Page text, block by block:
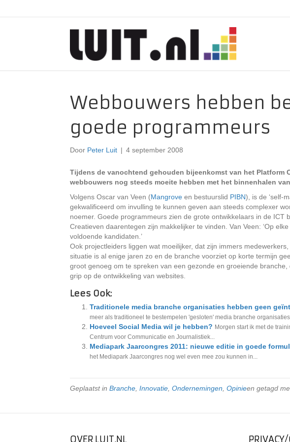
Webbouwers hebben
goede programmeurs
Door Peter Luit | 4 september 2008
Tijdens de vanochtend gehouden bijeenkomst van het Platform
webbouwers nog steeds moeite hebben met het binnenhalen
Volgens Oscar van Veen (Mangrove en bestuurslid PIBN), is de ‘self-
gekwalificeerd om invulling te kunnen geven aan steeds complexer
noemer. Goede programmeurs zien de grote ontwikkelaars in de ICT
Creatieven daarentegen zijn makkelijker te vinden. Van Veen: ‘Op
voldoende kandidaten.’
Ook projectleiders liggen wat moeilijker, dat zijn immers
situatie is al enige jaren zo en de branche voorziet op korte termijn
groot genoeg om te spreken van een gezonde en groeiende
grip op de ontwikkeling van websites.
Lees Ook:
Traditionele media branche organisaties hebben geen
meer als traditioneel te bestempelen 'gesloten' media branche
Hoeveel Social Media wil je hebben? Morgen start ik met de
Centrum voor Communicatie en Journalistiek...
Mediapark Jaarcongres 2011: nieuwe editie in goede
het Mediapark Jaarcongres nog wel even mee zou kunnen in...
Geplaatst in Branche Innovatie Ondernemingen Opinieen getagd
OVER LUIT.NL